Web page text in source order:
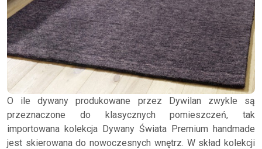
O ile dywany produkowane przez Dywilan zwykle są
przeznaczone do klasycznych pomieszczeń, tak
importowana kolekcja Dywany Świata Premium handmade
jest skierowana do nowoczesnych wnętrz. W skład kolekcji